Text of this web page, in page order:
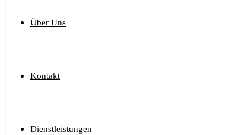
Über Uns
Kontakt
Dienstleistungen